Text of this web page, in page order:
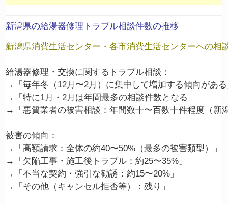
新潟県の給湯器修理トラブル相談件数の推移
新潟県消費生活センター・各市消費生活センターへの相
給湯器修理・交換に関するトラブル相談：
→「毎年冬（12月〜2月）に集中して増加する傾向があ
→「特に1月・2月は年間最多の相談件数となる」
→「悪質業者の被害相談：年間数十〜百数十件程度（新
被害の傾向：
→「高額請求：全体の約40〜50%（最多の被害類型）」
→「欠陥工事・施工後トラブル：約25〜35%」
→「不当な契約・強引な勧誘：約15〜20%」
→「その他（キャンセル拒否等）：残り」